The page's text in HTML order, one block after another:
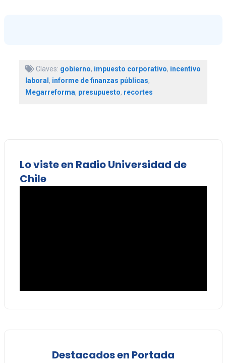
Claves: gobierno, impuesto corporativo, incentivo
laboral, informe de finanzas públicas,
Megarreforma, presupuesto, recortes
Lo viste en Radio Universidad de
Chile
Destacados en Portada